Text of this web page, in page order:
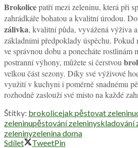
Brokolicepatří mezi zeleninu, která při
zahrádkáře bohatou a kvalitní úrodou.
zálivka, kvalitní půda, vyvážená výživa
základními předpoklady úspěchu. Pokud
ve správnou dobu a ponecháte rostlinám
postranní výhony, můžete si čerstvou
velkou část sezony. Díky své výživové
využití v kuchyni i poměrně snadnému
rozhodně zaslouží své místo na každé
Štítky: brokolicejak pěstovat zeleninu
zeleninupěstování zeleninyskladování
zeleninyzelenina doma
Sdílet
TweetPin